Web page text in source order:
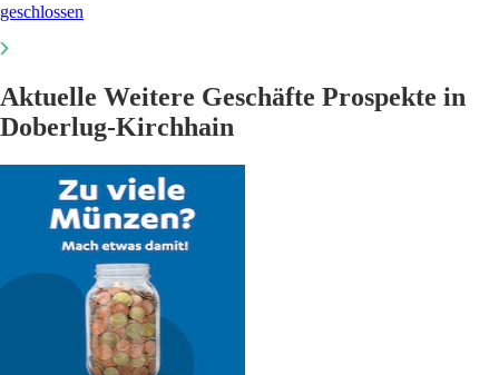
geschlossen
Aktuelle Weitere Geschäfte Prospekte in
Doberlug-Kirchhain